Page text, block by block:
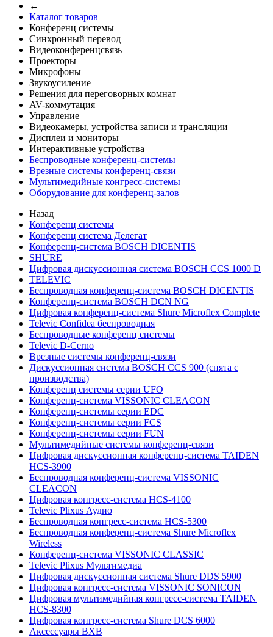
←
Каталог товаров
Конференц системы
Синхронный перевод
Видеоконференцсвязь
Проекторы
Микрофоны
Звукоусиление
Решения для переговорных комнат
AV-коммутация
Управление
Видеокамеры, устройства записи и трансляции
Дисплеи и мониторы
Интерактивные устройства
Беспроводные конференц-системы
Врезные системы конференц-связи
Мультимедийные конгресс-системы
Оборудование для конференц-залов
Назад
Конференц системы
Конференц система Делегат
Конференц-система BOSCH DICENTIS
SHURE
Цифровая дискуссионная система BOSCH CCS 1000 D
TELEVIC
Беспроводная конференц-система BOSCH DICENTIS
Конференц-система BOSCH DCN NG
Цифровая конференц-система Shure Microflex Complete
Televic Confidea беспроводная
Беспроводные конференц системы
Televic D-Cerno
Врезные системы конференц-связи
Дискуссионная система BOSCH CCS 900 (снята с
производства)
Конференц системы серии UFO
Конференц-система VISSONIC CLEACON
Конференц-системы серии EDC
Конференц-системы серии FCS
Конференц-системы серии FUN
Мультимедийные системы конференц-связи
Цифровая дискуссионная конференц-система TAIDEN
HCS-3900
Беспроводная конференц-система VISSONIC
CLEACON
Цифровая конгресс-система HCS-4100
Televic Plixus Аудио
Беспроводная конгресс-система HCS-5300
Беспроводная конференц-система Shure Microflex
Wireless
Конференц-система VISSONIC CLASSIC
Televic Plixus Мультимедиа
Цифровая дискуссионная система Shure DDS 5900
Цифровая конгресс-система VISSONIC SONICON
Цифровая мультимедийная конгресс-система TAIDEN
HCS-8300
Цифровая конгресс-система Shure DCS 6000
Аксессуары BXB